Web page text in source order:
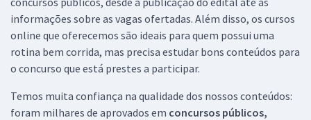
informações sobre as vagas ofertadas. Além disso, os cursos
online que oferecemos são ideais para quem possui uma
rotina bem corrida, mas precisa estudar bons conteúdos para
o concurso que está prestes a participar.
Temos muita confiança na qualidade dos nossos conteúdos:
foram milhares de aprovados em concursos públicos,